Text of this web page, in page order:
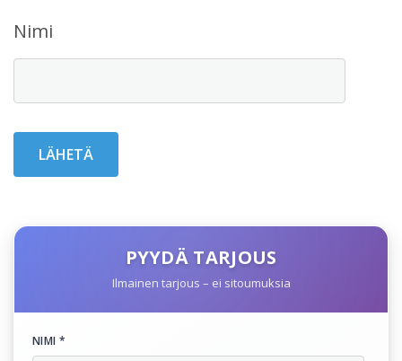
Nimi
PYYDÄ TARJOUS
Ilmainen tarjous – ei sitoumuksia
NIMI *